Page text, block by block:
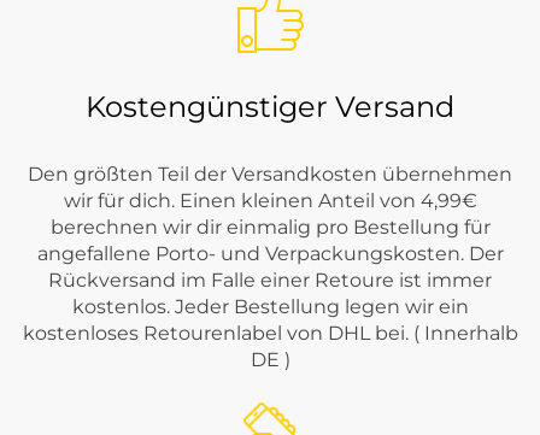
Kostengünstiger Versand
Den größten Teil der Versandkosten übernehmen
wir für dich. Einen kleinen Anteil von 4,99€
berechnen wir dir einmalig pro Bestellung für
angefallene Porto- und Verpackungskosten. Der
Rückversand im Falle einer Retoure ist immer
kostenlos. Jeder Bestellung legen wir ein
kostenloses Retourenlabel von DHL bei. ( Innerhalb
DE )